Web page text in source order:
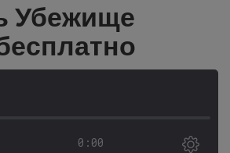
Убежище
0:00